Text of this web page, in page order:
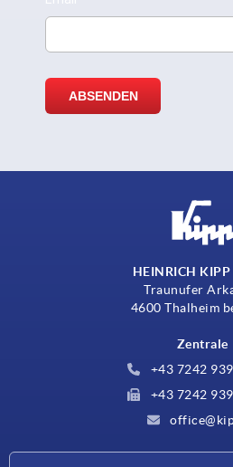
HEINRICH KIPP
Traunufer
4600 Thalheim
Zentrale
+43 7242
+43 7242